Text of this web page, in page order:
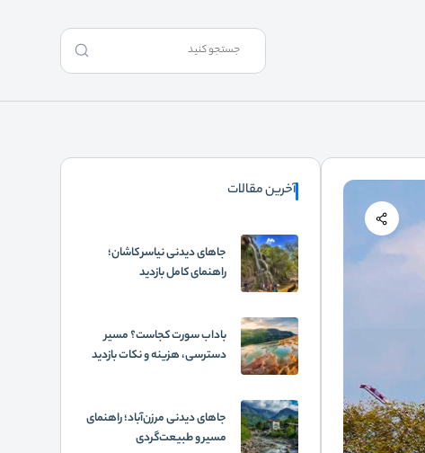
آخرین مقالات
جاهای دیدنی نیاسر کاشان؛
راهنمای کامل بازدید
باداب سورت کجاست؟ مسیر
دسترسی، هزینه و نکات بازدید
جاهای دیدنی مرزن‌آباد؛ راهنمای
مسیر و طبیعت‌گردی